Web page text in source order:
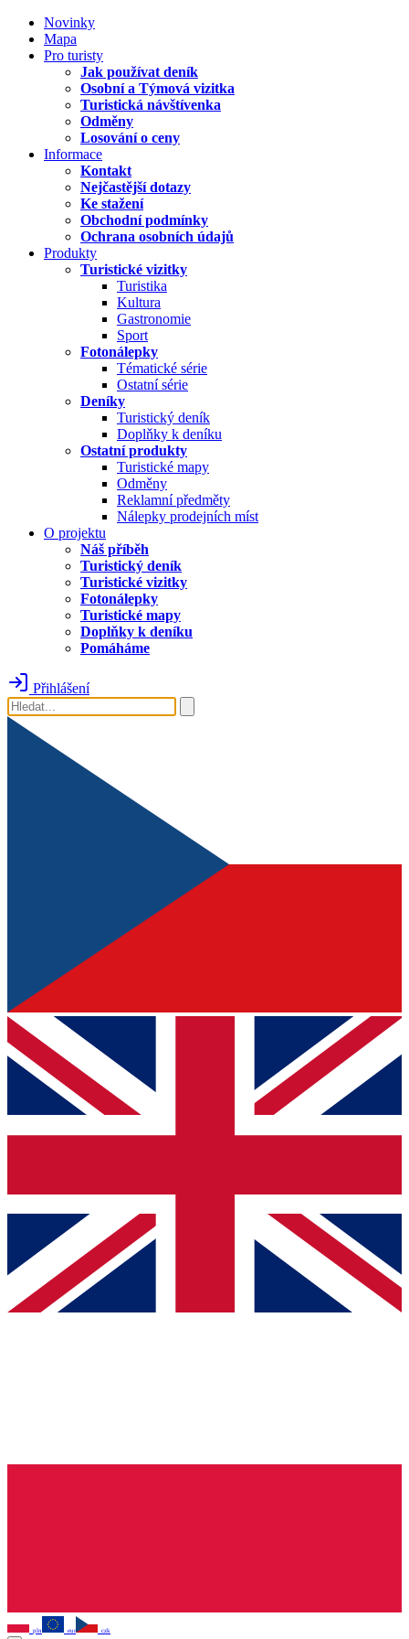
Novinky
Mapa
Pro turisty
Jak používat deník
Osobní a Týmová vizitka
Turistická návštívenka
Odměny
Losování o ceny
Informace
Kontakt
Nejčastější dotazy
Ke stažení
Obchodní podmínky
Ochrana osobních údajů
Produkty
Turistické vizitky
Turistika
Kultura
Gastronomie
Sport
Fotonálepky
Tématické série
Ostatní série
Deníky
Turistický deník
Doplňky k deníku
Ostatní produkty
Turistické mapy
Odměny
Reklamní předměty
Nálepky prodejních míst
O projektu
Náš příběh
Turistický deník
Turistické vizitky
Fotonálepky
Turistické mapy
Doplňky k deníku
Pomáháme
Přihlášení
pln eur czk